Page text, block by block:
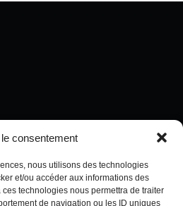
consentement
nous utilisons des technologies
et/ou accéder aux informations des
technologies nous permettra de traiter
de navigation ou les ID uniques